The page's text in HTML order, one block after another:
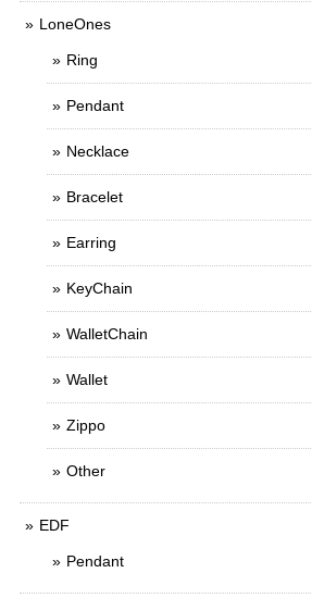
LoneOnes
Ring
Pendant
Necklace
Bracelet
Earring
KeyChain
WalletChain
Wallet
Zippo
Other
EDF
Pendant